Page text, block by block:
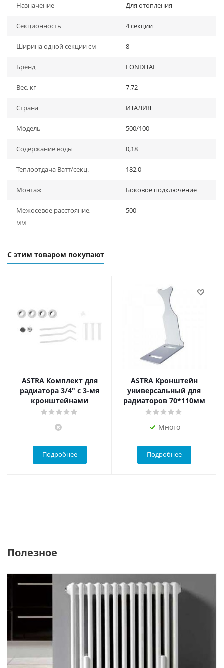
Назначение Для отопления
Секционность 4 секции
Ширина одной секции см 8
Бренд FONDITAL
Вес, кг 7.72
Страна ИТАЛИЯ
Модель 500/100
Содержание воды 0,18
Теплоотдача Ватт/секц. 182,0
Монтаж Боковое подключение
Межосевое расстояние,
мм
500
С этим товаром покупают
ASTRA Комплект для
радиатора 3/4" с 3-мя
кронштейнами
Подробнее
ASTRA Кронштейн
универсальный для
радиаторов 70*110мм
Много
Подробнее
Полезное